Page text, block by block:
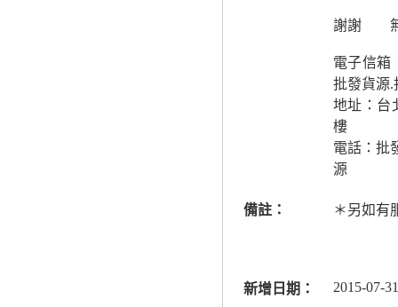
謝謝 無
電子信箱
批發貨源.
地址：台
樓
電話：批
源
備註： ＊另如有
新增日期： 2015-07-